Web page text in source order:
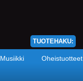
TUOTEHAKU:
Musiikki Oheistuotteet